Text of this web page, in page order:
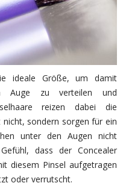
ideale Größe, um damit
Auge zu verteilen und
reizen dabei die
sondern sorgen für ein
unter den Augen nicht
dass der Concealer
diesem Pinsel aufgetragen
oder verrutscht.